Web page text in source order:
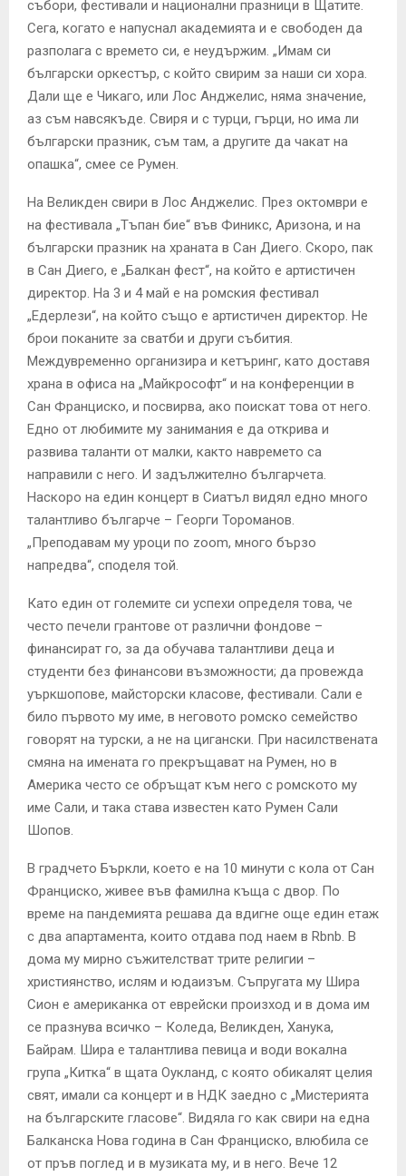
събори, фестивали и национални празници в Щатите.
Сега, когато е напуснал академията и е свободен да
разполага с времето си, е неудържим. „Имам си
български оркестър, с който свирим за наши си хора.
Дали ще е Чикаго, или Лос Анджелис, няма значение,
аз съм навсякъде. Свиря и с турци, гърци, но има ли
български празник, съм там, а другите да чакат на
опашка“, смее се Румен.
На Великден свири в Лос Анджелис. През октомври е
на фестивала „Тъпан бие“ във Финикс, Аризона, и на
български празник на храната в Сан Диего. Скоро, пак
в Сан Диего, е „Балкан фест“, на който е артистичен
директор. На 3 и 4 май е на ромския фестивал
„Едерлези“, на който също е артистичен директор. Не
брои поканите за сватби и други събития.
Междувременно организира и кетъринг, като доставя
храна в офиса на „Майкрософт“ и на конференции в
Сан Франциско, и посвирва, ако поискат това от него.
Едно от любимите му занимания е да открива и
развива таланти от малки, както навремето са
направили с него. И задължително българчета.
Наскоро на един концерт в Сиатъл видял едно много
талантливо българче – Георги Тороманов.
„Преподавам му уроци по zoom, много бързо
напредва“, споделя той.
Като един от големите си успехи определя това, че
често печели грантове от различни фондове –
финансират го, за да обучава талантливи деца и
студенти без финансови възможности; да провежда
уъркшопове, майсторски класове, фестивали. Сали е
било първото му име, в неговото ромско семейство
говорят на турски, а не на цигански. При насилствената
смяна на имената го прекръщават на Румен, но в
Америка често се обръщат към него с ромското му
име Сали, и така става известен като Румен Сали
Шопов.
В градчето Бъркли, което е на 10 минути с кола от Сан
Франциско, живее във фамилна къща с двор. По
време на пандемията решава да вдигне още един етаж
с два апартамента, които отдава под наем в Rbnb. В
дома му мирно съжителстват трите религии –
християнство, ислям и юдаизъм. Съпругата му Шира
Сион е американка от еврейски произход и в дома им
се празнува всичко – Коледа, Великден, Ханука,
Байрам. Шира е талантлива певица и води вокална
група „Китка“ в щата Оукланд, с която обикалят целия
свят, имали са концерт и в НДК заедно с „Мистерията
на българските гласове“. Видяла го как свири на една
Балканска Нова година в Сан Франциско, влюбила се
от пръв поглед и в музиката му, и в него. Вече 12